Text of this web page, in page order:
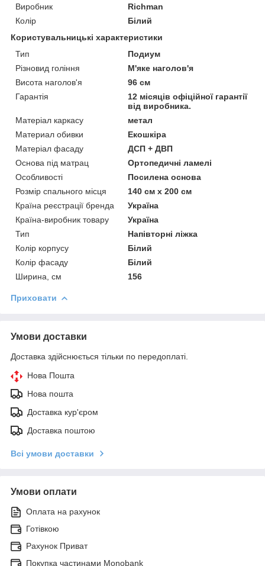
Виробник
Richman
Колір
Білий
Користувальницькі характеристики
Тип
Подиум
Різновид гоління
М'яке наголов'я
Висота наголов'я
96 см
Гарантія
12 місяців офіційної гарантії
від виробника.
Матеріал каркасу
метал
Материал обивки
Екошкіра
Матеріал фасаду
ДСП + ДВП
Основа під матрац
Ортопедичні ламелі
Особливості
Посилена основа
Розмір спального місця
140 см х 200 см
Країна реєстрації бренда
Україна
Країна-виробник товару
Україна
Тип
Напівторні ліжка
Колір корпусу
Білий
Колір фасаду
Білий
Ширина, см
156
Приховати
Умови доставки
Доставка здійснюється тільки по передоплаті.
Нова Пошта
Нова пошта
Доставка кур'єром
Доставка поштою
Всі умови доставки
Умови оплати
Оплата на рахунок
Готівкою
Рахунок Приват
Покупка частинами Monobank